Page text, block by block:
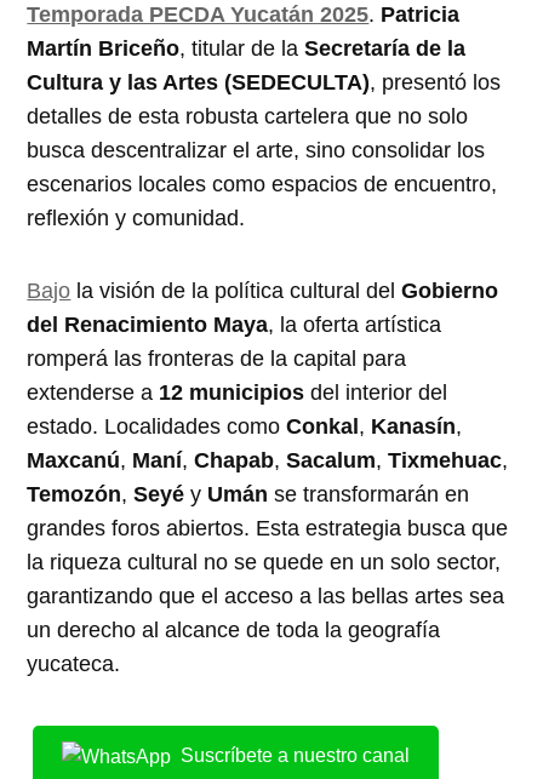
Temporada PECDA Yucatán 2025. Patricia
Martín Briceño, titular de laSecretaría de la
Cultura y las Artes (SEDECULTA), presentó los
detalles de esta robusta cartelera que no solo
busca descentralizar el arte, sino consolidar los
escenarios locales como espacios de encuentro,
reflexión y comunidad.
Bajo la visión de la política cultural delGobierno
del Renacimiento Maya, la oferta artística
romperá las fronteras de la capital para
extenderse a 12 municipios del interior del
estado. Localidades comoConkal, Kanasín,
Maxcanú, Maní,Chapab,Sacalum,Tixmehuac,
Temozón,Seyé y Umán se transformarán en
grandes foros abiertos. Esta estrategia busca que
la riqueza cultural no se quede en un solo sector,
garantizando que el acceso a las bellas artes sea
un derecho al alcance de toda la geografía
yucateca.
Suscríbete a nuestro canal